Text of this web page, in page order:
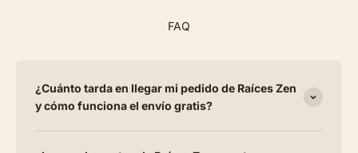
FAQ
¿Cuánto tarda en llegar mi pedido de Raíces Zen
y cómo funciona el envío gratis?